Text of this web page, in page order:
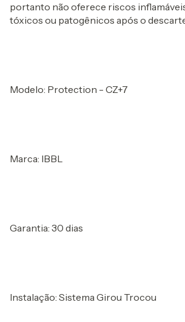
portanto não oferece riscos
tóxicos ou patogênicos após o
Modelo: Protection - CZ+7
Marca: IBBL
Garantia: 30 dias
Instalação: Sistema Girou Trocou